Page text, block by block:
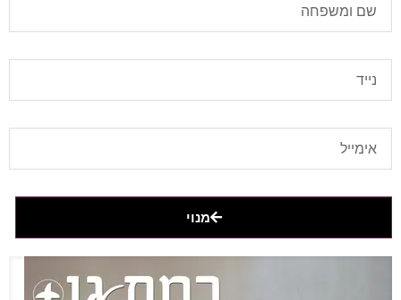
מנוי